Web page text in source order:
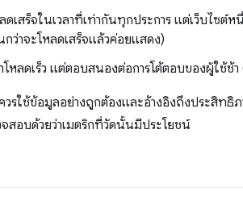
ดเสร็จในเวลาที่เท่ากันทุกประการ แต่เว็บไซต์ห
าจะโหลดเสร็จแล้วค่อยแสดง)
โหลดเร็ว แต่ตอบสนองต่อการโต้ตอบของผู้ใช้ช้
รใช้ข้อมูลอย่างถูกต้องและอ้างอิงถึงประสิทธิ
อบด้วยว่าเมตริกที่วัดนั้นมีประโยชน์